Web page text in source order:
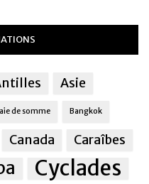
Asie
de somme Bangkok
Canada Caraîbes
Cyclades